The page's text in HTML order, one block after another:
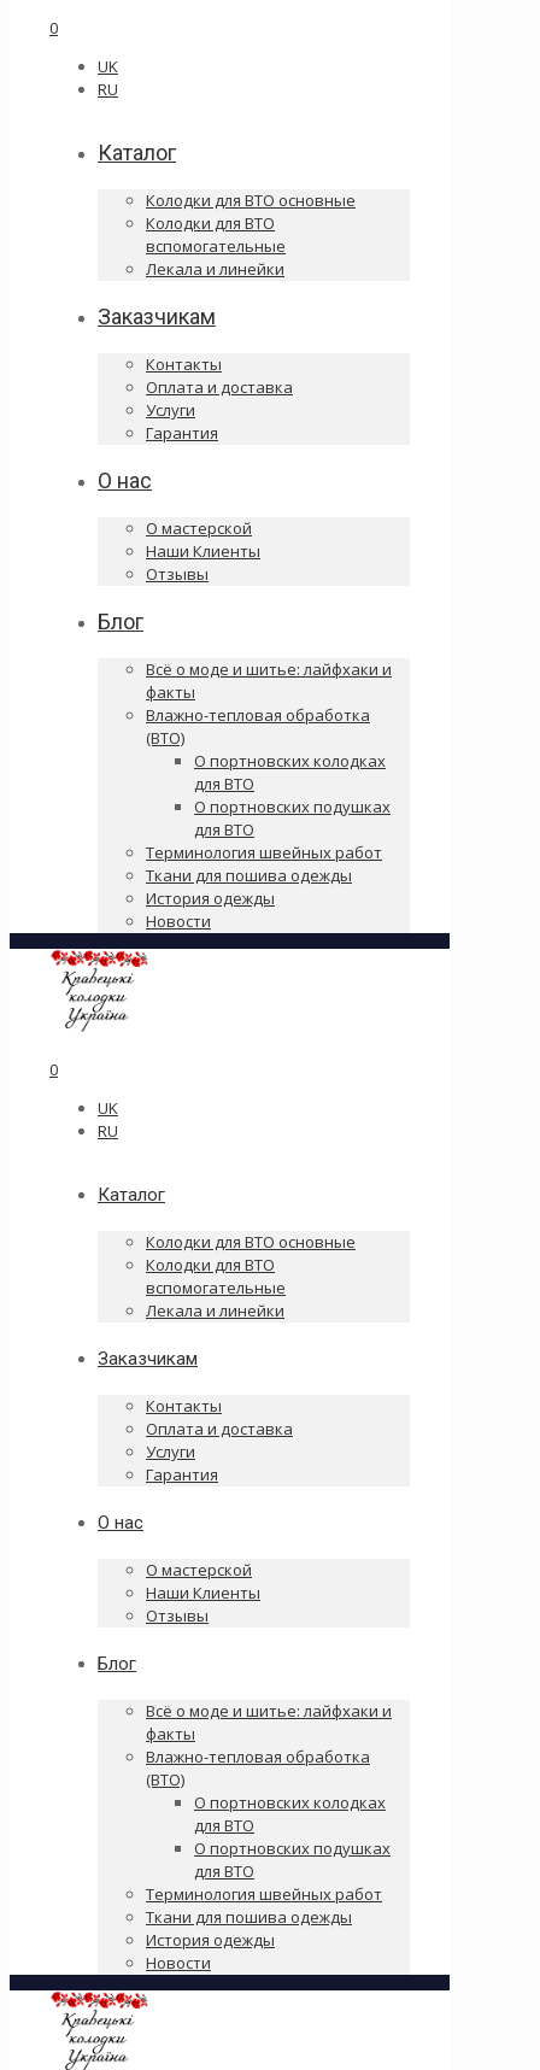
0
UK
RU
Каталог
Колодки для ВТО основные
Колодки для ВТО
вспомогательные
Лекала и линейки
Заказчикам
Контакты
Оплата и доставка
Услуги
Гарантия
О нас
О мастерской
Наши Клиенты
Отзывы
Блог
Всё о моде и шитье: лайфхаки и
факты
Влажно-тепловая обработка
(ВТО)
О портновских колодках
для ВТО
О портновских подушках
для ВТО
Терминология швейных работ
Ткани для пошива одежды
История одежды
Новости
0
UK
RU
Каталог
Колодки для ВТО основные
Колодки для ВТО
вспомогательные
Лекала и линейки
Заказчикам
Контакты
Оплата и доставка
Услуги
Гарантия
О нас
О мастерской
Наши Клиенты
Отзывы
Блог
Всё о моде и шитье: лайфхаки и
факты
Влажно-тепловая обработка
(ВТО)
О портновских колодках
для ВТО
О портновских подушках
для ВТО
Терминология швейных работ
Ткани для пошива одежды
История одежды
Новости